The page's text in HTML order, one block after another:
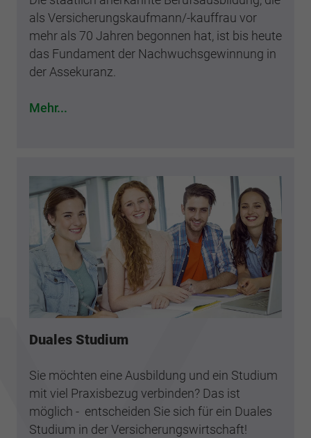
als Versicherungskaufmann/-kauffrau vor
mehr als 70 Jahren begonnen hat, ist bis heute
das Fundament der Nachwuchsgewinnung in
der Assekuranz.
Mehr...
Duales Studium
Sie möchten eine Ausbildung und ein Studium
mit viel Praxisbezug verbinden? Das ist
möglich - entscheiden Sie sich für ein Duales
Studium in der Versicherungswirtschaft!